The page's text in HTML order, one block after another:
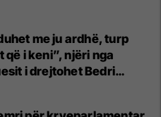
me ju ardhë, turp
që i keni”, njëri nga
i drejtohet Bedri